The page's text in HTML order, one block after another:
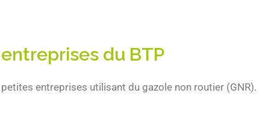
du BTP
entreprises utilisant du gazole non routier (GNR).